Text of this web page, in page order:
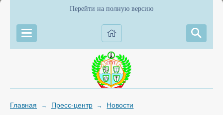
Перейти на полную версию
Главная → Пресс-центр → Новости